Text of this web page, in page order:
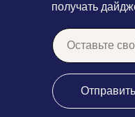
получать
Отправить